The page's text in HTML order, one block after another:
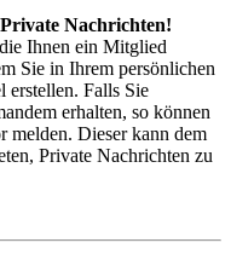
Nachrichten!
Ihnen ein Mitglied
Sie in Ihrem persönlichen
erstellen. Falls Sie
erhalten, so können
melden. Dieser kann dem
Private Nachrichten zu